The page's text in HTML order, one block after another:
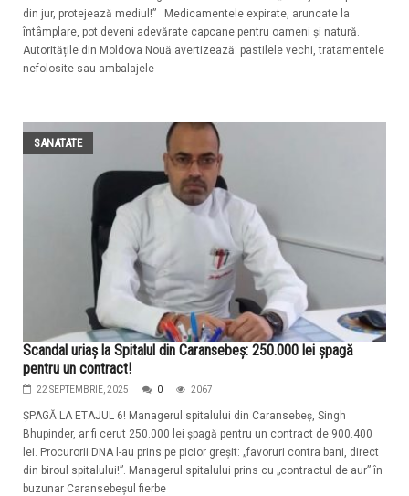
din jur, protejează mediul!” Medicamentele expirate, aruncate la
întâmplare, pot deveni adevărate capcane pentru oameni și natură.
Autoritățile din Moldova Nouă avertizează: pastilele vechi, tratamentele
nefolosite sau ambalajele
SANATATE
Scandal uriaș la Spitalul din Caransebeș: 250.000 lei șpagă
pentru un contract!
22 SEPTEMBRIE, 2025 0 2067
ȘPAGĂ LA ETAJUL 6! Managerul spitalului din Caransebeș, Singh
Bhupinder, ar fi cerut 250.000 lei șpagă pentru un contract de 900.400
lei. Procurorii DNA l-au prins pe picior greșit: „favoruri contra bani, direct
din biroul spitalului!”. Managerul spitalului prins cu „contractul de aur” în
buzunar Caransebeșul fierbe